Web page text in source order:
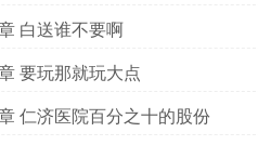
白送谁不要啊
要玩那就玩大点
仁济医院百分之十的股份